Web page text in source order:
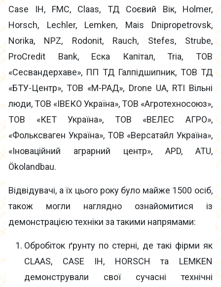
Case IH, FMC, Claas, ТД Соєвий Вік, Holmer,
Horsch, Lechler, Lemken, Mais Dnipropetrovsk,
Norika, NPZ, Rodonit, Rauch, Stefes, Strube,
ProCredit Bank, Еска Капітал, Tria, ТОВ
«Сесвандерхаве», ПП ТД Галпідшипник, ТОВ ТД
«БТУ-Центр», ТОВ «М-РАД», Drone UA, RTI Вільні
люди, ТОВ «ІВЕКО Україна», ТОВ «Агротехносоюз»,
ТОВ «КЕТ Україна», ТОВ «ВЕЛЕС АГРО»,
«Фольксваген Україна», ТОВ «Версатайл Україна»,
«Іноваційний аграрний центр», APD, ATU,
Ökolandbau.
Відвідувачі, а їх цього року було майже 1500 осіб,
також могли наглядно ознайомитися із
демонстрацією техніки за такими напрямами:
Обробіток ґрунту по стерні, де такі фірми як
CLAAS, CASE IH, HORSCH та LEMKEN
демонстрували свої сучасні технічні